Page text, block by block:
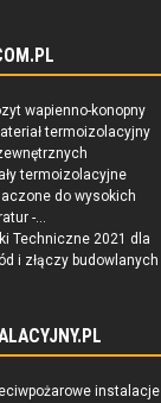
wapienno-konopny
termoizolacyjny
termoizolacyjne
do wysokich
-...
Techniczne 2021 dla
i złączy budowlanych
instalacje